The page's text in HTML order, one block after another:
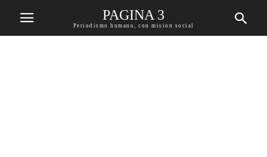
PAGINA 3
Periodismo humano, con mision social